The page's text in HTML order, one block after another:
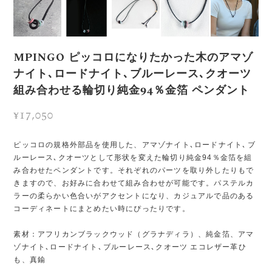
MPINGO ピッコロになりたかった木のアマゾ
ナイト､ロードナイト､ブルーレース､クオーツ
組み合わせる輪切り純金94％金箔 ペンダント
¥17,050
ピッコロの規格外部品を使用した、アマゾナイト､ロードナイト､ブ
ルーレース､クオーツとして形状を変えた輪切り純金94％金箔を組
み合わせたペンダントです。それぞれのパーツを取り外したりもで
きますので、お好みに合わせて組み合わせが可能です。パステルカ
ラーの柔らかい色合いがアクセントになり、カジュアルで品のある
コーディネートにまとめたい時にぴったりです。
素材：アフリカンブラックウッド（グラナディラ）、純金箔、アマ
ゾナイト､ロードナイト､ブルーレース､クオーツ エコレザー革ひ
も、真鍮